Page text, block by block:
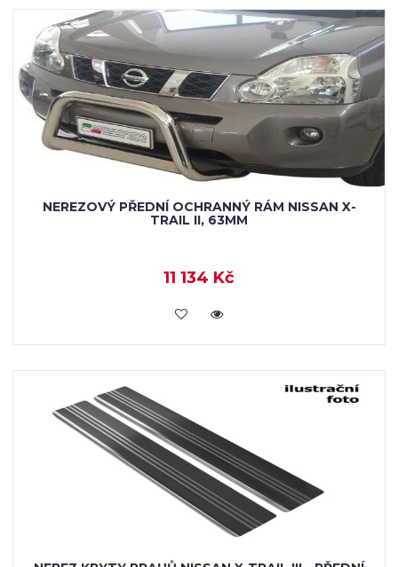
NEREZOVÝ PŘEDNÍ OCHRANNÝ RÁM NISSAN X-
TRAIL II, 63MM
11 134 Kč
KOUPIT